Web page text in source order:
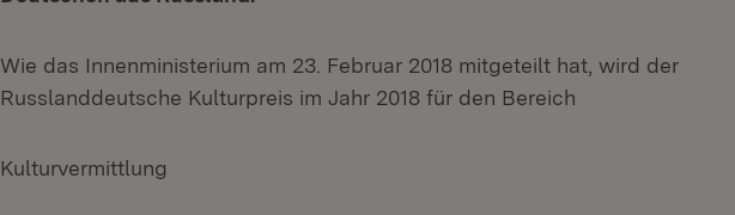
Wie das Innenministerium am 23. Februar 2018 mitgeteilt hat, wird der
Russlanddeutsche Kulturpreis im Jahr 2018 für den Bereich
Kulturvermittlung